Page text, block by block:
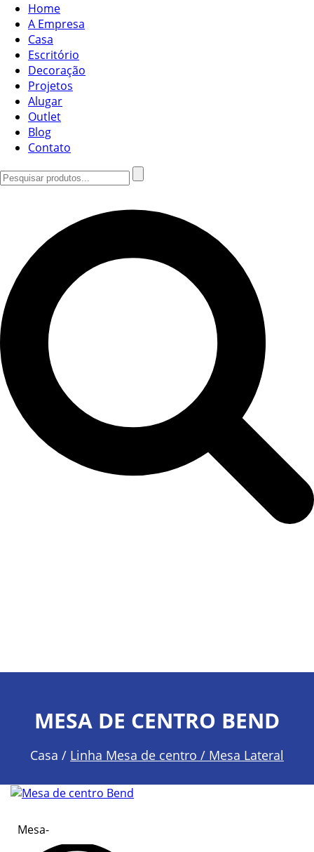
Home
A Empresa
Casa
Escritório
Decoração
Projetos
Alugar
Outlet
Blog
Contato
MESA DE CENTRO BEND
Casa / Linha Mesa de centro / Mesa Lateral
Mesa-